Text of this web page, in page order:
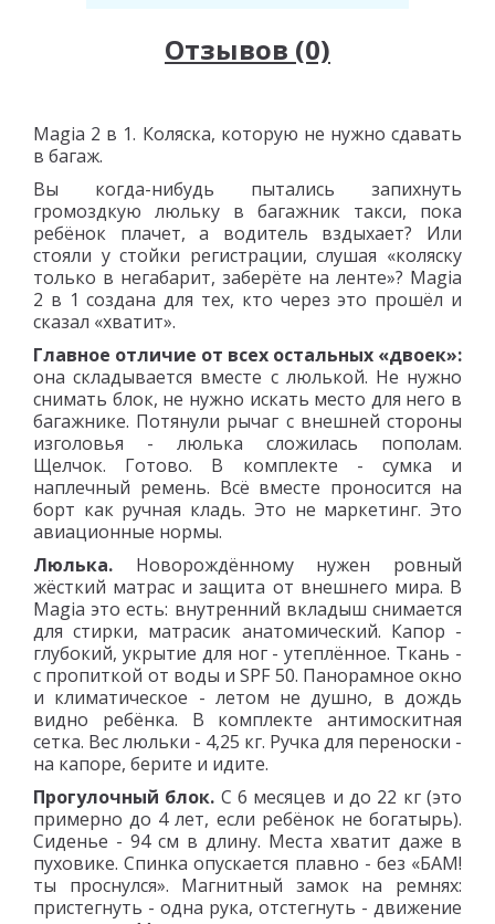
Отзывов (0)
Magia 2 в 1. Коляска, которую не нужно сдавать
в багаж.
Вы когда-нибудь пытались запихнуть
громоздкую люльку в багажник такси, пока
ребёнок плачет, а водитель вздыхает? Или
стояли у стойки регистрации, слушая «коляску
только в негабарит, заберёте на ленте»? Magia
2 в 1 создана для тех, кто через это прошёл и
сказал «хватит».
Главное отличие от всех остальных «двоек»:
она складывается вместе с люлькой. Не нужно
снимать блок, не нужно искать место для него в
багажнике. Потянули рычаг с внешней стороны
изголовья - люлька сложилась пополам.
Щелчок. Готово. В комплекте - сумка и
наплечный ремень. Всё вместе проносится на
борт как ручная кладь. Это не маркетинг. Это
авиационные нормы.
Люлька. Новорождённому нужен ровный
жёсткий матрас и защита от внешнего мира. В
Magia это есть: внутренний вкладыш снимается
для стирки, матрасик анатомический. Капор -
глубокий, укрытие для ног - утеплённое. Ткань -
с пропиткой от воды и SPF 50. Панорамное окно
и климатическое - летом не душно, в дождь
видно ребёнка. В комплекте антимоскитная
сетка. Вес люльки - 4,25 кг. Ручка для переноски -
на капоре, берите и идите.
Прогулочный блок. С 6 месяцев и до 22 кг (это
примерно до 4 лет, если ребёнок не богатырь).
Сиденье - 94 см в длину. Места хватит даже в
пуховике. Спинка опускается плавно - без «БАМ!
ты проснулся». Магнитный замок на ремнях:
пристегнуть - одна рука, отстегнуть - движение